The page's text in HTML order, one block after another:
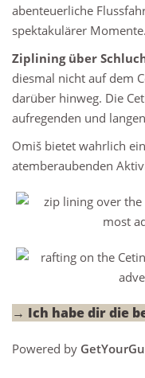
abenteuerliche
spektakulärer Momente.
Ziplining über
diesmal nicht auf dem
darüber hinweg. Die
aufregenden und
Omiš bietet wahrlich
atemberaubenden
→ Ich habe dir die
Powered by